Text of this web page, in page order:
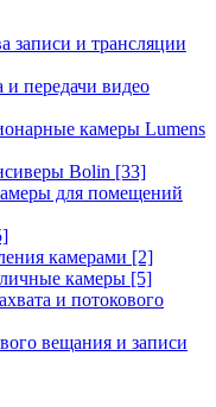
записи и трансляции
и передачи видео
камеры Lumens
Bolin [33]
для помещений
камерами [2]
камеры [5]
и потокового
вещания и записи